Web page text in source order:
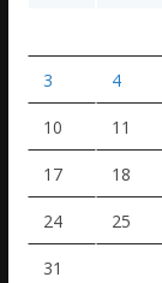
3 4
10 11
17 18
24 25
31